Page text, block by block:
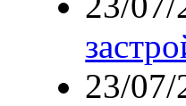
23/07/